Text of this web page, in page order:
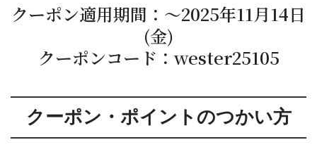
クーポン適用期間：～2025年11月14日
(金)
クーポンコード：wester25105
クーポン・ポイントのつかい方